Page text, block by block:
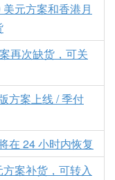
元方案和香港月
再次缺货，可关
方案上线 / 季付
在 24 小时内恢复
案补货，可转入